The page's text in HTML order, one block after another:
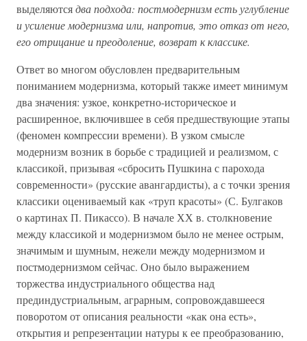
выделяютсядва подхода: постмодернизм есть углубление
и усиление модернизма или, напротив, это отказ от него,
его отрицание и преодоление, возврат к классике.
Ответ во многом обусловлен предварительным
пониманием модернизма, который также имеет минимум
два значения: узкое, конкретно-историческое и
расширенное, включившее в себя предшествующие этапы
(феномен компрессии времени). В узком смысле
модернизм возник в борьбе с традицией и реализмом, с
классикой, призывая «сбросить Пушкина с парохода
современности» (русские авангардисты), а с точки зрения
классики оцениваемый как «труп красоты» (С. Булгаков
о картинах П. Пикассо). В начале ХХ в. столкновение
между классикой и модернизмом было не менее острым,
значимым и шумным, нежели между модернизмом и
постмодернизмом сейчас. Оно было выражением
торжества индустриального общества над
прединдустриальным, аграрным, сопровождавшееся
поворотом от описания реальности «как она есть»,
открытия и репрезентации натуры к ее преобразованию,